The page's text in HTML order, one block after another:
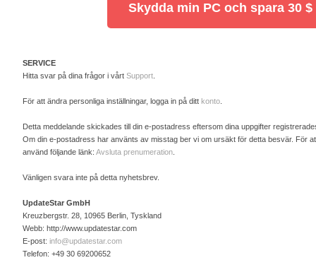
Skydda min PC och spara 30 $
SERVICE
Hitta svar på dina frågor i vårt Support
För att ändra personliga inställningar, logga in på ditt konto
Detta meddelande skickades till din e-postadress eftersom dina uppgifter
Om din e-postadress har använts av misstag ber vi om ursäkt för detta besvär. För
använd följande länk: Avsluta prenumeration
Vänligen svara inte på detta nyhetsbrev.
UpdateStar GmbH
Kreuzbergstr. 28, 10965 Berlin, Tyskland
Webb: http://www.updatestar.com
E-post: info@updatestar.com
Telefon: +49 30 69200652